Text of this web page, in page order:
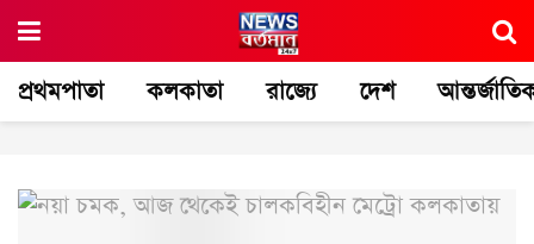
প্রথমপাতা কলকাতা রাজ্যে দেশ